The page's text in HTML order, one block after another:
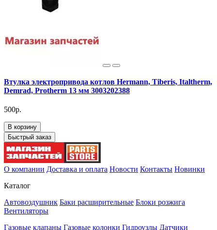
Втулка электропривода котлов Hermann, Tiberis, Italtherm,
Demrad, Protherm 13 мм 3003202388
500р.
В корзину
Быстрый заказ
О компании Доставка и оплата Новости Контакты Новинки
Каталог
Автовоздушник Баки расширительные Блоки розжига
Вентиляторы
Газовые клапаны Газовые колонки Гидроузлы Датчики